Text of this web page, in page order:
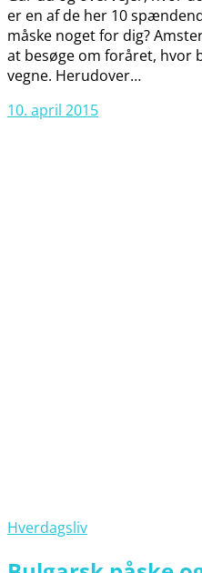
er en af de her 10
måske noget for dig?
at besøge om foråret, hvor
vegne. Herudover…
10. april 2015
Hverdagsliv